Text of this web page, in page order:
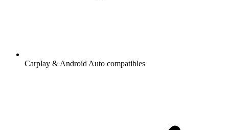
Carplay & Android Auto compatibles